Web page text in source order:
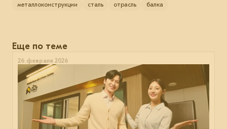
металлоконструкции
сталь отрасль балка
Еще по теме
26 февраля 2026